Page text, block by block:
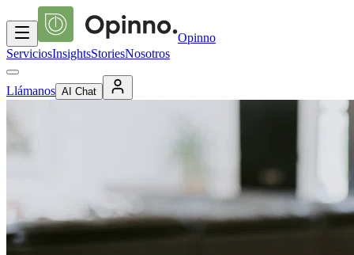
Opinno
ServiciosInsightsStoriesNosotros
Llámanos AI Chat